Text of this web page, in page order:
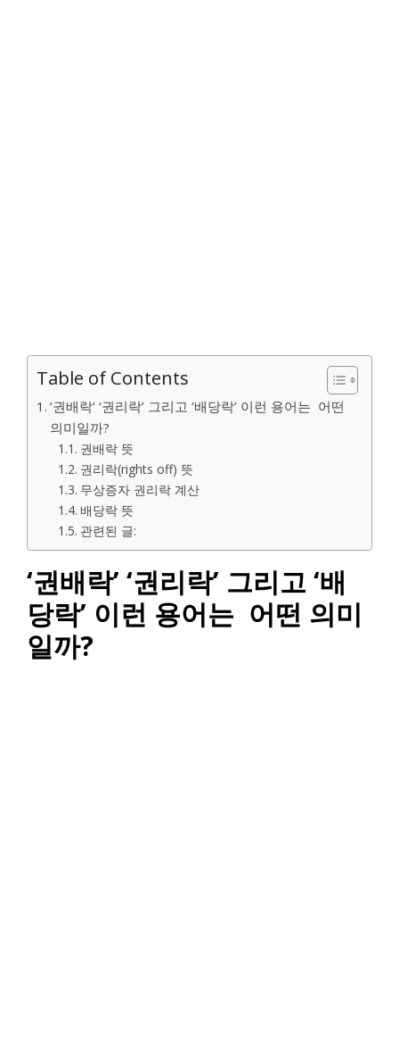
Table of Contents
‘권배락’ ‘권리락’ 그리고 ‘배당락’ 이런 용어는 어떤
의미일까?
권배락 뜻
권리락(rights off) 뜻
무상증자 권리락 계산
배당락 뜻
관련된 글:
‘권배락’ ‘권리락’ 그리고 ‘배
당락’ 이런 용어는 어떤 의미
일까?